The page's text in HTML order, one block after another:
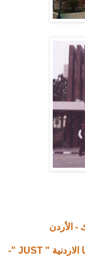
- الأردن
تكاليف الدراسة في جامعة العلوم والتكنولوجيا الاردنية " JUST "-